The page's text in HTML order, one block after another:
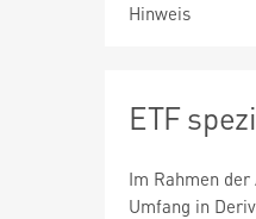
Hinweis
ETF
Im Rahmen
Umfang in